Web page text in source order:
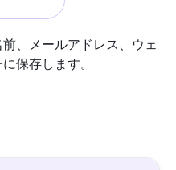
、メールアドレス、ウェ
保存します。